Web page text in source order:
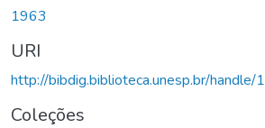
1963
URI
http://bibdig.biblioteca.unesp.br/
Coleções